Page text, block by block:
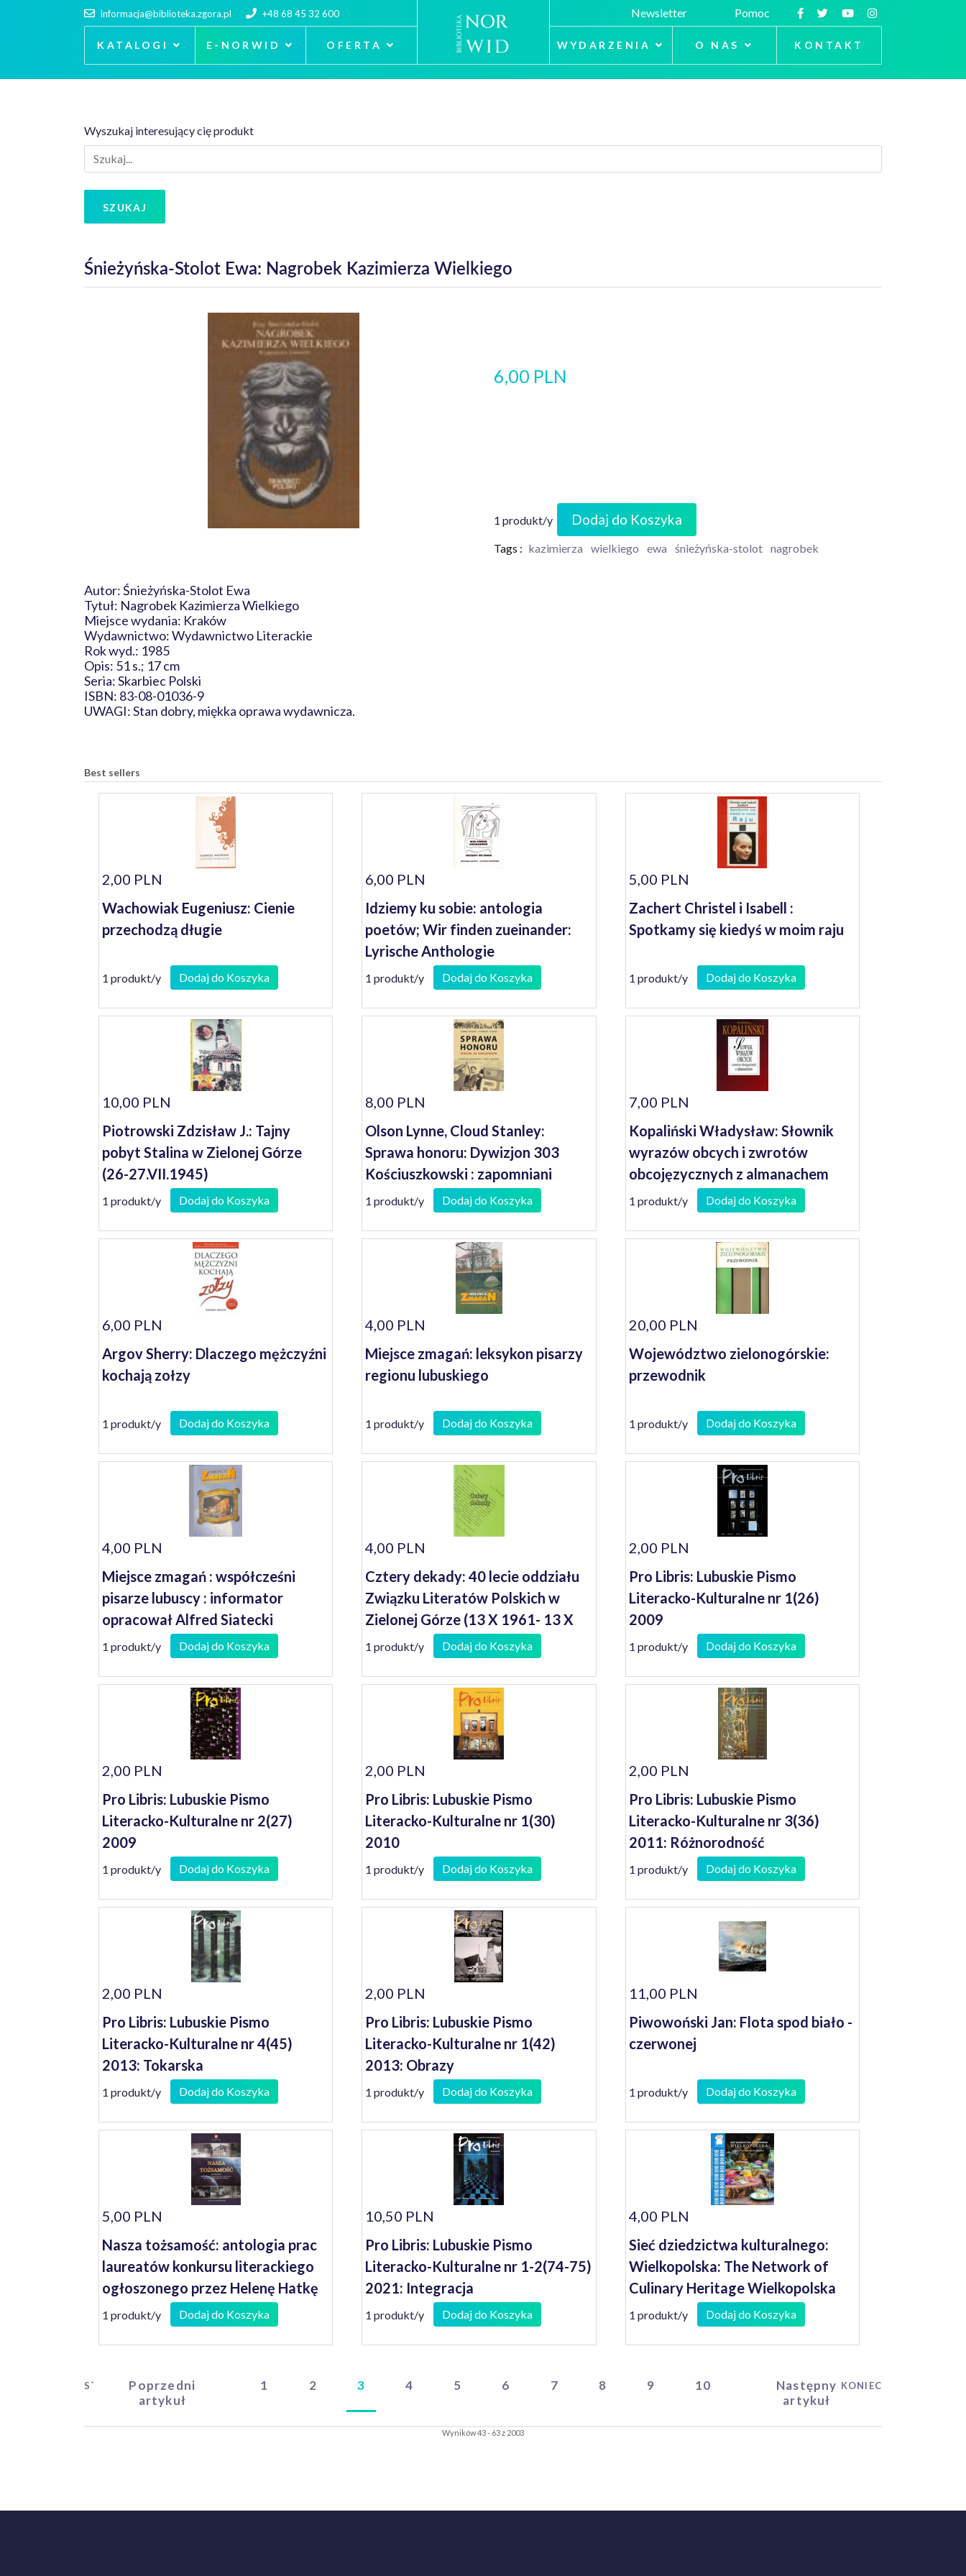
informacja@biblioteka.zgora.pl +48 68 45 32 600
KATALOGI E-NORWID OFERTA
Newsletter Pomoc
WYDARZENIA O NAS KONTAKT
Wyszukaj interesujący cię produkt
SZUKAJ
Śnieżyńska-Stolot Ewa: Nagrobek Kazimierza Wielkiego
6,00 PLN
1 produkt/y Dodaj do Koszyka
Tags : kazimierza wielkiego ewa śnieżyńska-stolot nagrobek
Autor: Śnieżyńska-Stolot Ewa
Tytuł: Nagrobek Kazimierza Wielkiego
Miejsce wydania: Kraków
Wydawnictwo: Wydawnictwo Literackie
Rok wyd.: 1985
Opis: 51 s.; 17 cm
Seria: Skarbiec Polski
ISBN: 83-08-01036-9
UWAGI: Stan dobry, miękka oprawa wydawnicza.
Best sellers
2,00 PLN
Wachowiak Eugeniusz: Cienie
przechodzą długie
1 produkt/y Dodaj do Koszyka
6,00 PLN
Idziemy ku sobie: antologia
poetów; Wir finden zueinander:
Lyrische Anthologie
1 produkt/y Dodaj do Koszyka
5,00 PLN
Zachert Christel i Isabell :
Spotkamy się kiedyś w moim raju
1 produkt/y Dodaj do Koszyka
10,00 PLN
Piotrowski Zdzisław J.: Tajny
pobyt Stalina w Zielonej Górze
(26-27.VII.1945)
1 produkt/y Dodaj do Koszyka
8,00 PLN
Olson Lynne, Cloud Stanley:
Sprawa honoru: Dywizjon 303
Kościuszkowski : zapomniani
bohaterowie II wojny światowej
1 produkt/y Dodaj do Koszyka
7,00 PLN
Kopaliński Władysław: Słownik
wyrazów obcych i zwrotów
obcojęzycznych z almanachem
1 produkt/y Dodaj do Koszyka
6,00 PLN
Argov Sherry: Dlaczego mężczyźni
kochają zołzy
1 produkt/y Dodaj do Koszyka
4,00 PLN
Miejsce zmagań: leksykon pisarzy
regionu lubuskiego
1 produkt/y Dodaj do Koszyka
20,00 PLN
Województwo zielonogórskie:
przewodnik
1 produkt/y Dodaj do Koszyka
4,00 PLN
Miejsce zmagań : współcześni
pisarze lubuscy : informator
opracował Alfred Siatecki
1 produkt/y Dodaj do Koszyka
4,00 PLN
Cztery dekady: 40 lecie oddziału
Związku Literatów Polskich w
Zielonej Górze (13 X 1961- 13 X
2001)
1 produkt/y Dodaj do Koszyka
2,00 PLN
Pro Libris: Lubuskie Pismo
Literacko-Kulturalne nr 1(26)
2009
1 produkt/y Dodaj do Koszyka
2,00 PLN
Pro Libris: Lubuskie Pismo
Literacko-Kulturalne nr 2(27)
2009
1 produkt/y Dodaj do Koszyka
2,00 PLN
Pro Libris: Lubuskie Pismo
Literacko-Kulturalne nr 1(30)
2010
1 produkt/y Dodaj do Koszyka
2,00 PLN
Pro Libris: Lubuskie Pismo
Literacko-Kulturalne nr 3(36)
2011: Różnorodność
1 produkt/y Dodaj do Koszyka
2,00 PLN
Pro Libris: Lubuskie Pismo
Literacko-Kulturalne nr 4(45)
2013: Tokarska
1 produkt/y Dodaj do Koszyka
2,00 PLN
Pro Libris: Lubuskie Pismo
Literacko-Kulturalne nr 1(42)
2013: Obrazy
1 produkt/y Dodaj do Koszyka
11,00 PLN
Piwowoński Jan: Flota spod biało -
czerwonej
1 produkt/y Dodaj do Koszyka
5,00 PLN
Nasza tożsamość: antologia prac
laureatów konkursu literackiego
ogłoszonego przez Helenę Hatkę
Wojewodę Lubuskiego
1 produkt/y Dodaj do Koszyka
10,50 PLN
Pro Libris: Lubuskie Pismo
Literacko-Kulturalne nr 1-2(74-75)
2021: Integracja
1 produkt/y Dodaj do Koszyka
4,00 PLN
Sieć dziedzictwa kulturalnego:
Wielkopolska: The Network of
Culinary Heritage Wielkopolska
1 produkt/y Dodaj do Koszyka
START
Poprzedni
artykuł
1 2 3 4 5 6 7 8 9 10
Następny
artykuł
KONIEC
Wyników 43 - 63 z 2003